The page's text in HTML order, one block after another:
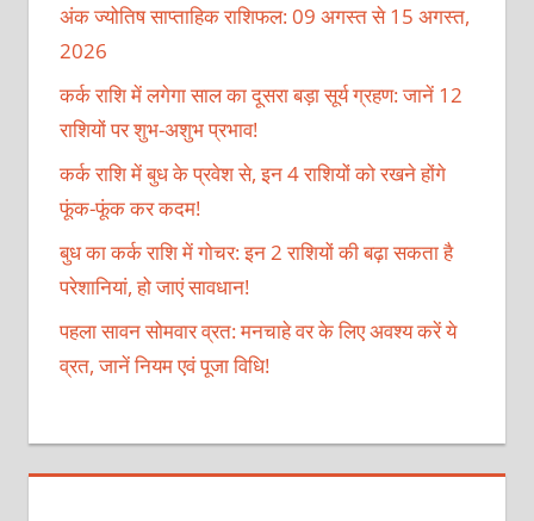
अंक ज्योतिष साप्ताहिक राशिफल: 09 अगस्त से 15 अगस्त,
2026
कर्क राशि में लगेगा साल का दूसरा बड़ा सूर्य ग्रहण: जानें 12
राशियों पर शुभ-अशुभ प्रभाव!
कर्क राशि में बुध के प्रवेश से, इन 4 राशियों को रखने होंगे
फूंक-फूंक कर कदम!
बुध का कर्क राशि में गोचर: इन 2 राशियों की बढ़ा सकता है
परेशानियां, हो जाएं सावधान!
पहला सावन सोमवार व्रत: मनचाहे वर के लिए अवश्य करें ये
व्रत, जानें नियम एवं पूजा विधि!